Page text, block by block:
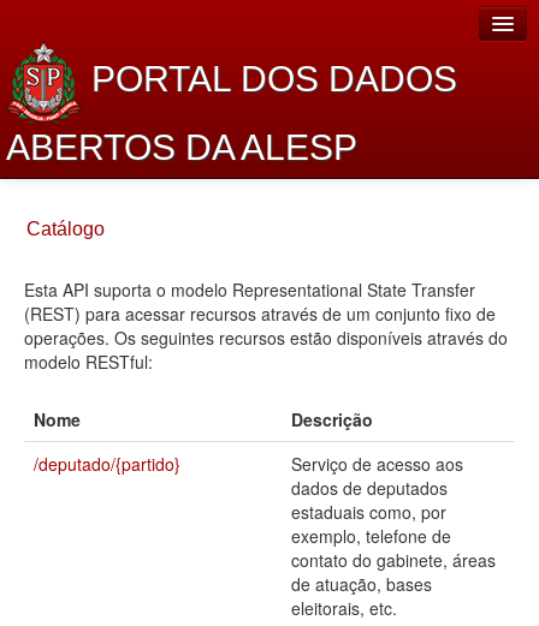
PORTAL DOS DADOS
ABERTOS DA ALESP
Sobre o projeto
Dados Abertos Alesp
Lei de Acesso à Informação
Planejamento
Catálogo de dados
Catálogo
Esta API suporta o modelo Representational State Transfer
(REST) para acessar recursos através de um conjunto fixo de
operações. Os seguintes recursos estão disponíveis através do
modelo RESTful:
Nome
Descrição
/deputado/{partido}
Serviço de acesso aos
dados de deputados
estaduais como, por
exemplo, telefone de
contato do gabinete, áreas
de atuação, bases
eleitorais, etc.